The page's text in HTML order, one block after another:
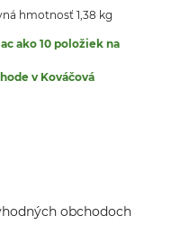
hmotnosť 1,38 kg
ako 10 položiek na
v Kováčová
obchodoch